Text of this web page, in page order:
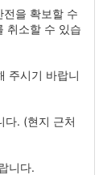
을 확보할 수
취소할 수 있습
주시기 바랍니
다. (현지 근처
니다.